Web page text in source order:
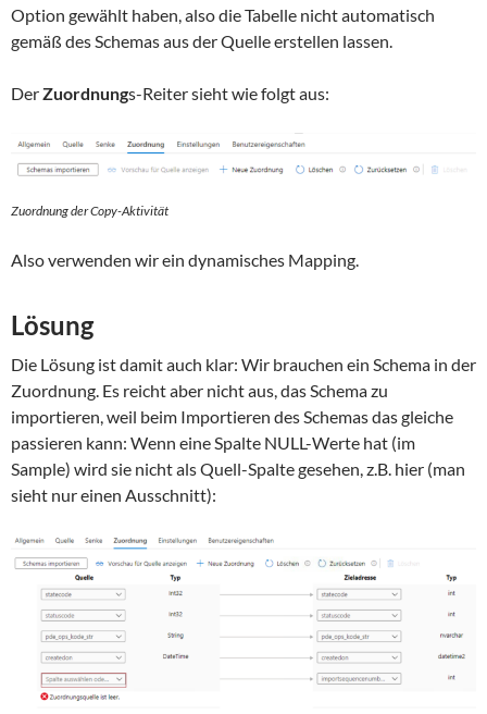
Option gewählt haben, also die Tabelle nicht automatisch
gemäß des Schemas aus der Quelle erstellen lassen.
DerZuordnungs-Reiter sieht wie folgt aus:
Zuordnung der Copy-Aktivität
Also verwenden wir ein dynamisches Mapping.
Lösung
Die Lösung ist damit auch klar: Wir brauchen ein Schema in der
Zuordnung. Es reicht aber nicht aus, das Schema zu
importieren, weil beim Importieren des Schemas das gleiche
passieren kann: Wenn eine Spalte NULL-Werte hat (im
Sample) wird sie nicht als Quell-Spalte gesehen, z.B. hier (man
sieht nur einen Ausschnitt):